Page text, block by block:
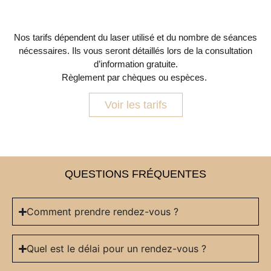
Nos tarifs dépendent du laser utilisé et du nombre de séances
nécessaires. Ils vous seront détaillés lors de la consultation
d’information gratuite.
Règlement par chèques ou espèces.
Voir les tarifs
QUESTIONS FRÉQUENTES
Comment prendre rendez-vous ?
Quel est le délai pour un rendez-vous ?